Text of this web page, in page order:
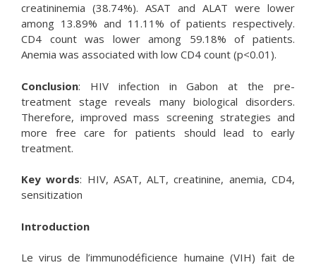
creatininemia (38.74%). ASAT and ALAT were lower
among 13.89% and 11.11% of patients respectively.
CD4 count was lower among 59.18% of patients.
Anemia was associated with low CD4 count (p<0.01).
Conclusion: HIV infection in Gabon at the pre-
treatment stage reveals many biological disorders.
Therefore, improved mass screening strategies and
more free care for patients should lead to early
treatment.
Key words: HIV, ASAT, ALT, creatinine, anemia, CD4,
sensitization
Introduction
Le virus de l’immunodéficience humaine (VIH) fait de